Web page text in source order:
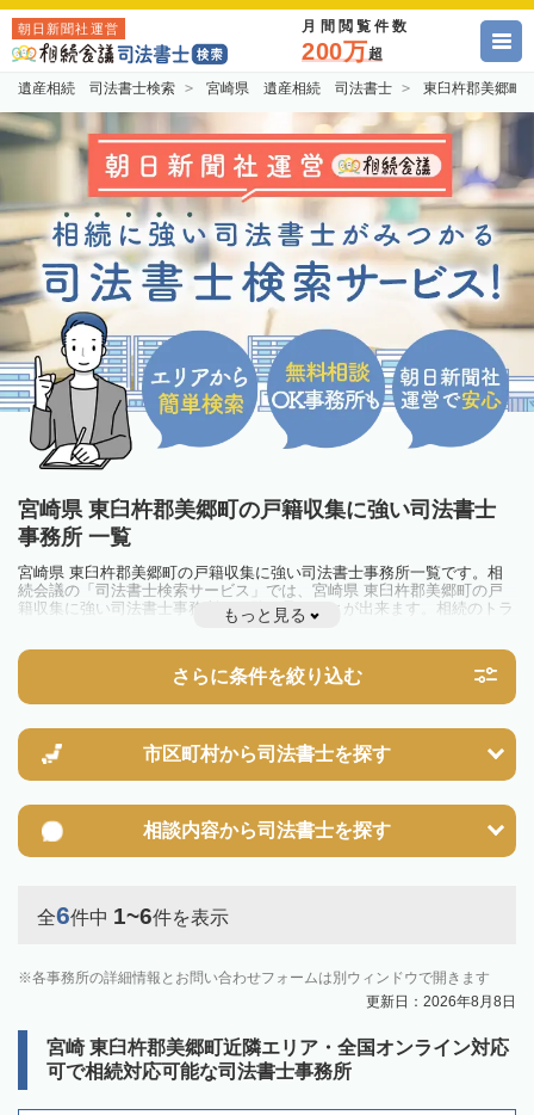
朝日新聞社運営 月間閲覧件数
200万超
遺産相続 司法書士検索 宮崎県 遺産相続 司法書士 東臼杵郡美郷
宮崎県 東臼杵郡美郷町の戸籍収集に強い司法書士
事務所 一覧
宮崎県 東臼杵郡美郷町の戸籍収集に強い司法書士事務所一覧です。相
続会議の「司法書士検索サービス」では、宮崎県 東臼杵郡美郷町の戸
籍収集に強い司法書士事務所を一覧で見ることが出来ます。相続のトラ
ブルやお悩みを抱えている方は一度近隣の司法書士に相談してみましょ
もっと見る
さらに条件を絞り込む
市区町村から司法書士を探す
相談内容から司法書士を探す
全6件中 1~6件を表示
各事務所の詳細情報とお問い合わせフォームは別ウィンドウで開きます
更新日：2026年8月8日
宮崎 東臼杵郡美郷町近隣エリア・全国オンライン対応
可で相続対応可能な司法書士事務所